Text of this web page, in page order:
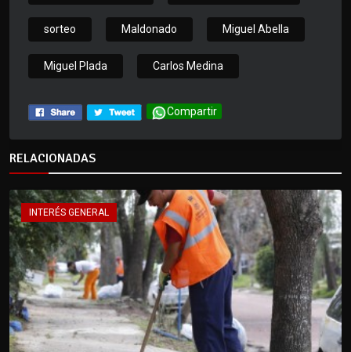
sorteo Maldonado Miguel Abella
Miguel Plada Carlos Medina
Compartir
RELACIONADAS
INTERÉS GENERAL